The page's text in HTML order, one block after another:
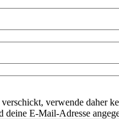
verwende daher
E-Mail-Adresse